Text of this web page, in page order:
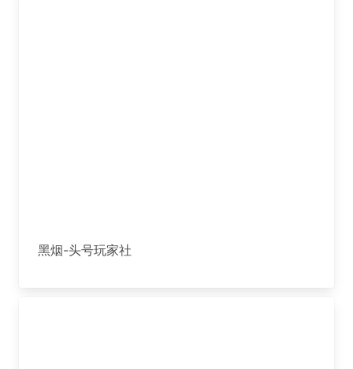
黑烟-头号玩家社